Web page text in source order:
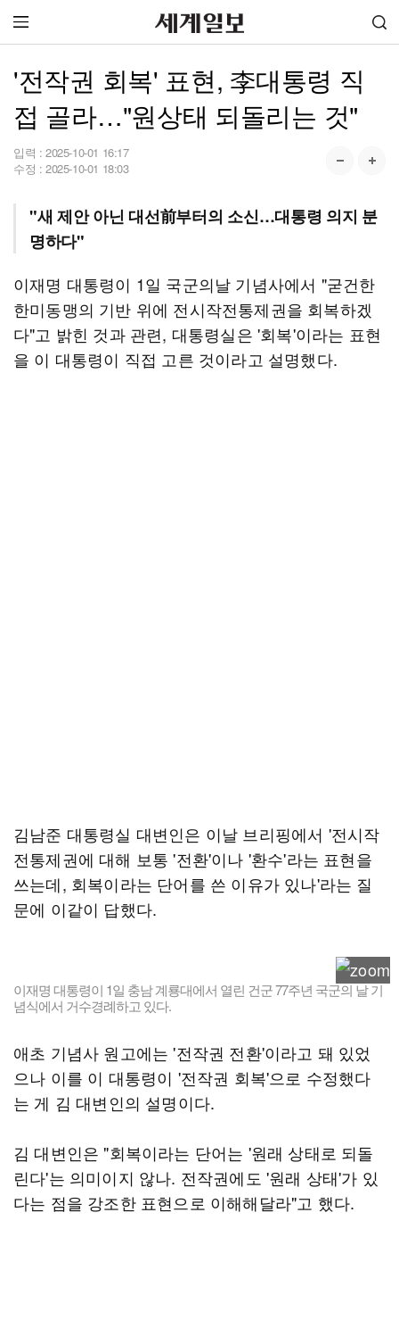
'전작권 회복' 표현, 李대통령 직
접 골라…"원상태 되돌리는 것"
입력 : 2025-10-01 16:17
수정 : 2025-10-01 18:03
"새 제안 아닌 대선前부터의 소신…대통령 의지 분
명하다"
이재명 대통령이 1일 국군의날 기념사에서 "굳건한
한미동맹의 기반 위에 전시작전통제권을 회복하겠
다"고 밝힌 것과 관련, 대통령실은 '회복'이라는 표현
을 이 대통령이 직접 고른 것이라고 설명했다.
김남준 대통령실 대변인은 이날 브리핑에서 '전시작
전통제권에 대해 보통 '전환'이나 '환수'라는 표현을
쓰는데, 회복이라는 단어를 쓴 이유가 있나'라는 질
문에 이같이 답했다.
이재명 대통령이 1일 충남 계룡대에서 열린 건군 77주년 국군의 날 기
념식에서 거수경례하고 있다.
애초 기념사 원고에는 '전작권 전환'이라고 돼 있었
으나 이를 이 대통령이 '전작권 회복'으로 수정했다
는 게 김 대변인의 설명이다.
김 대변인은 "회복이라는 단어는 '원래 상태로 되돌
린다'는 의미이지 않나. 전작권에도 '원래 상태'가 있
다는 점을 강조한 표현으로 이해해달라"고 했다.